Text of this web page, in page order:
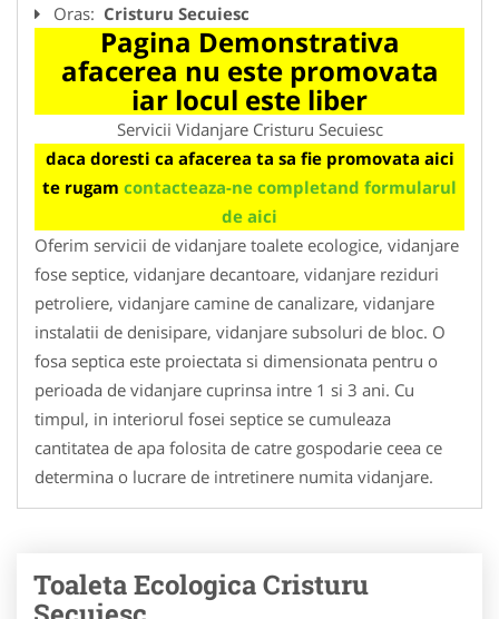
Oras: Cristuru Secuiesc
Pagina Demonstrativa
afacerea nu este promovata
iar locul este liber
Servicii Vidanjare Cristuru Secuiesc
daca doresti ca afacerea ta sa fie promovata aici
te rugam contacteaza-ne completand formularul
de aici
Oferim servicii de vidanjare toalete ecologice, vidanjare
fose septice, vidanjare decantoare, vidanjare reziduri
petroliere, vidanjare camine de canalizare, vidanjare
instalatii de denisipare, vidanjare subsoluri de bloc. O
fosa septica este proiectata si dimensionata pentru o
perioada de vidanjare cuprinsa intre 1 si 3 ani. Cu
timpul, in interiorul fosei septice se cumuleaza
cantitatea de apa folosita de catre gospodarie ceea ce
determina o lucrare de intretinere numita vidanjare.
Toaleta Ecologica Cristuru